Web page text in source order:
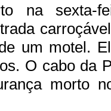
na sexta-
um motel.
O cabo da
morto